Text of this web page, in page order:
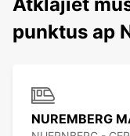
Atklājiet
punktus ap
NUREMBERG